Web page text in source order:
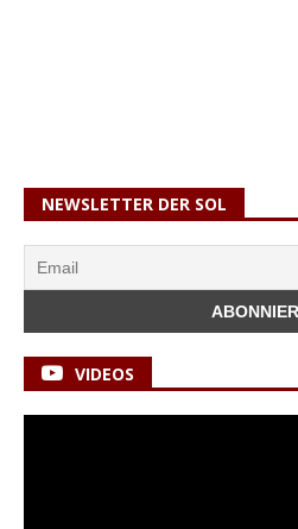
NEWSLETTER DER SOL
VIDEOS